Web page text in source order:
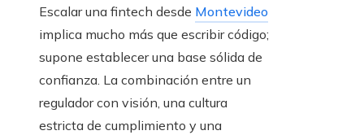
Escalar una fintech desde Montevideo
implica mucho más que escribir código;
supone establecer una base sólida de
confianza. La combinación entre un
regulador con visión, una cultura
estricta de cumplimiento y una